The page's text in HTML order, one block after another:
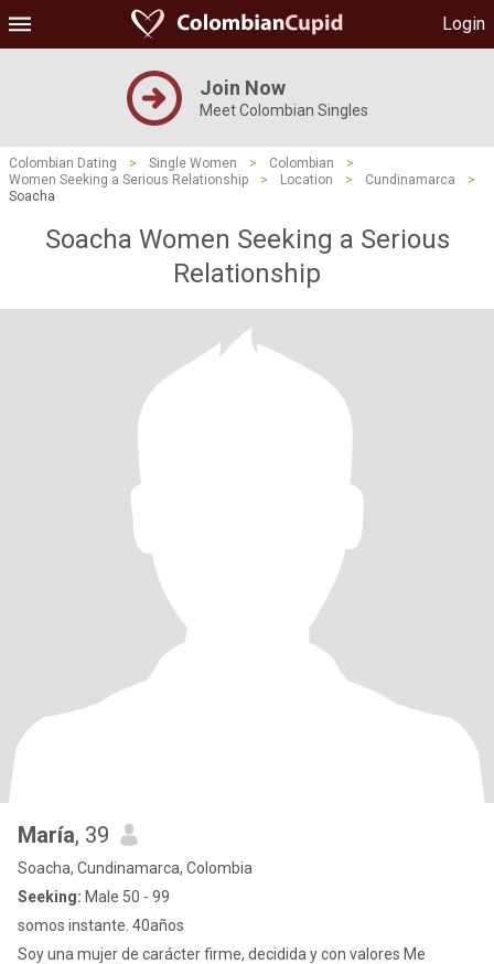
Login
Join Now
Meet Colombian Singles
Colombian Dating > Single Women > Colombian
>
Women Seeking a Serious Relationship
> Location > Cundinamarca
>
Soacha
Soacha Women Seeking a Serious
Relationship
María, 39
Soacha, Cundinamarca, Colombia
Seeking: Male 50 - 99
somos instante. 40años
Soy una mujer de carácter firme, decidida y con valores Me